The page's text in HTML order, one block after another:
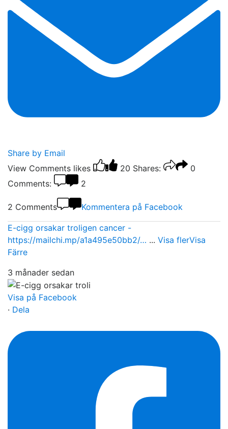
Share by Email
View Comments likes 20 Shares:
0
Comments:
2
2 Comments Kommentera på Facebook
E-cigg orsakar troligen cancer -
https://mailchi.mp/a1a495e50bb2/… ... Visa flerVisa
Färre
3 månader sedan
Visa på Facebook
· Dela